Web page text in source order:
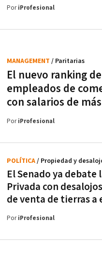
PoriProfesional
El nuevo ranking
empleados de
con salarios de
MANAGEMENT / Paritarias
PoriProfesional
El Senado ya debate
Privada con
de venta de tierras a
POLÍTICA/ Propiedad y
PoriProfesional